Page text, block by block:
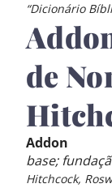
“Dicionário
de
Addon
base;
Hitchcock,